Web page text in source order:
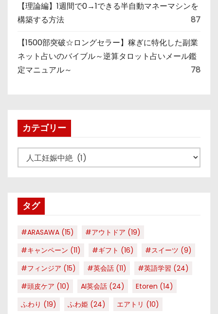
【理論編】1週間で0→1できる半自動マネーマシンを
構築する方法
87
【1500部突破☆ロングセラー】稼ぎに特化した副業
ネット占いのバイブル～逆算タロット占いメール鑑
定マニュアル～
78
カテゴリー
テ
ータグ
#ARASAWA (15) #アウトドア (19)
#キャンペーン (11) #ギフト (16) #スイーツ (9)
#フィンジア (15) #英会話 (11) #英語学習 (24)
#頭皮ケア (10) AI英会話 (24) Etoren (14)
ふわり (19) ふわ姫 (24) エアトリ (10)